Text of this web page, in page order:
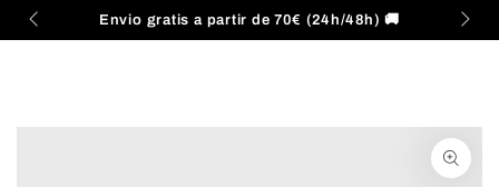
IR AL
CONTENIDO
Envio gratis a partir de 70€ (24h/48h) 🚚